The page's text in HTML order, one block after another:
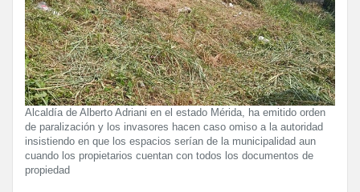
Alcaldía de Alberto Adriani en el estado Mérida, ha emitido orden
de paralización y los invasores hacen caso omiso a la autoridad
insistiendo en que los espacios serían de la municipalidad aun
cuando los propietarios cuentan con todos los documentos de
propiedad